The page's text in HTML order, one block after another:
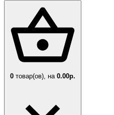
0 товар(ов), на 0.00р.